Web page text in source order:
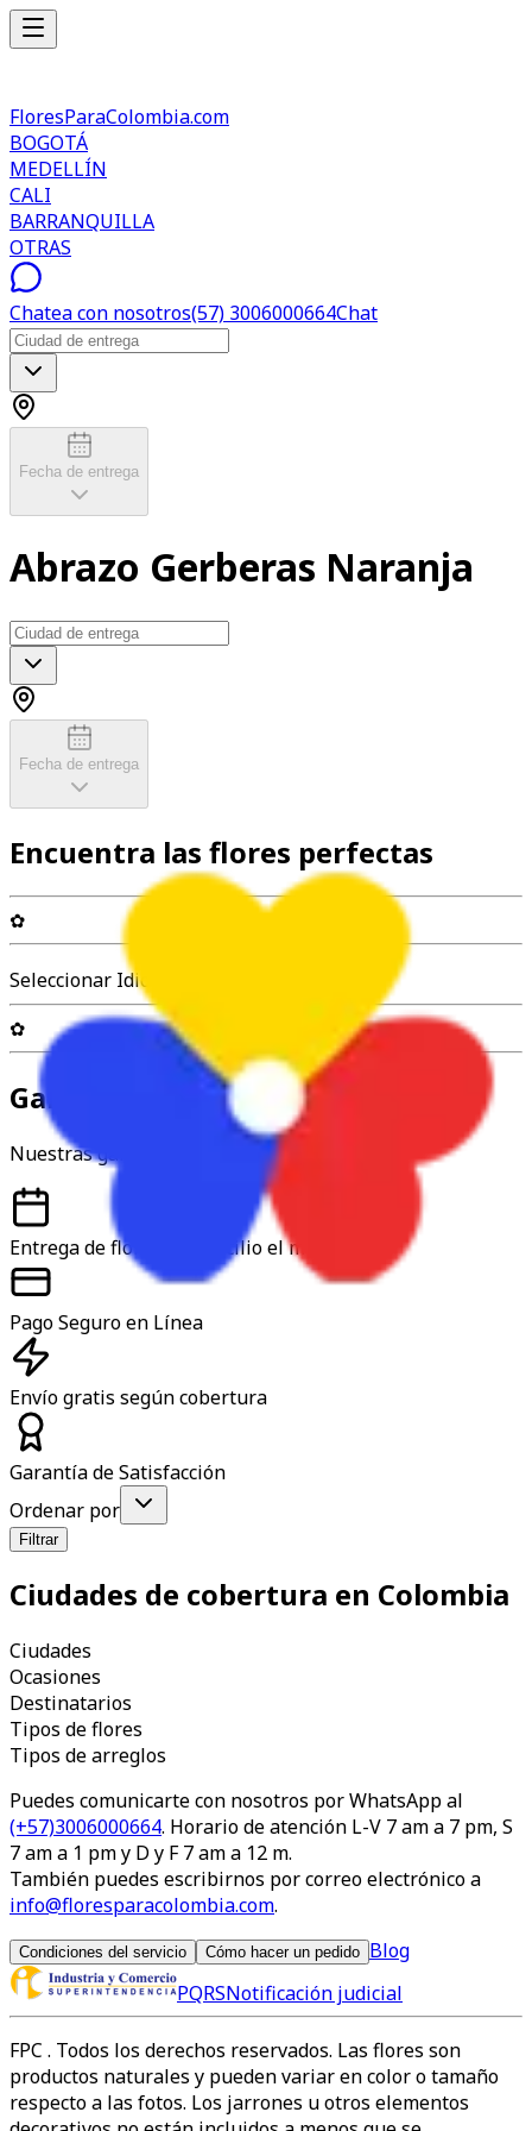
FloresParaColombia.com
BOGOTÁ
MEDELLÍN
CALI
BARRANQUILLA
OTRAS
Chatea con nosotros(57) 3006000664Chat
Fecha de entrega
Abrazo Gerberas Naranja
Fecha de entrega
Encuentra las flores perfectas
✿
Seleccionar Idioma
✿
Garantía y confianza
Nuestras garantías
Entrega de flores a domicilio el mismo día
Pago Seguro en Línea
Envío gratis según cobertura
Garantía de Satisfacción
Ordenar por
Filtrar
Ciudades de cobertura en Colombia
Ciudades
Ocasiones
Destinatarios
Tipos de flores
Tipos de arreglos
Puedes comunicarte con nosotros por WhatsApp al
(+57)3006000664. Horario de atención L-V 7 am a 7 pm, S
7 am a 1 pm y D y F 7 am a 12 m.
También puedes escribirnos por correo electrónico a
info@floresparacolombia.com.
Condiciones del servicio Cómo hacer un pedido Blog
PQRSNotificación judicial
FPC . Todos los derechos reservados. Las flores son
productos naturales y pueden variar en color o tamaño
respecto a las fotos. Los jarrones u otros elementos